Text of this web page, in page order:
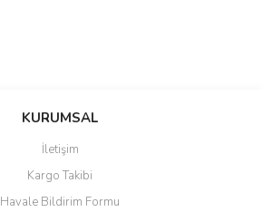
KURUMSAL
İletişim
Kargo Takibi
Havale Bildirim Formu